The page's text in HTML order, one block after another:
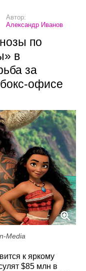
Автор:
Александр Иванов
по
в
за
офисе
Media
к яркому
$85 млн в